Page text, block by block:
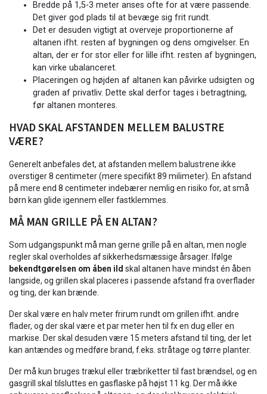
Bredde på 1,5-3 meter anses ofte for at være passende.
Det giver god plads til at bevæge sig frit rundt.
Det er desuden vigtigt at overveje proportionerne af
altanen ifht. resten af bygningen og dens omgivelser. En
altan, der er for stor eller for lille ifht. resten af bygningen,
kan virke ubalanceret.
Placeringen og højden af altanen kan påvirke udsigten og
graden af privatliv. Dette skal derfor tages i betragtning,
før altanen monteres.
HVAD SKAL AFSTANDEN MELLEM BALUSTRE
VÆRE?
Generelt anbefales det, at afstanden mellem balustrene ikke
overstiger 8 centimeter (mere specifikt 89 milimeter). En afstand
på mere end 8 centimeter indebærer nemlig en risiko for, at små
børn kan glide igennem eller fastklemmes.
MÅ MAN GRILLE PÅ EN ALTAN?
Som udgangspunkt må man gerne grille på en altan, men nogle
regler skal overholdes af sikkerhedsmæssige årsager. Ifølge
bekendtgørelsen om åben ild skal altanen have mindst én åben
langside, og grillen skal placeres i passende afstand fra overflader
og ting, der kan brænde.
Der skal være en halv meter frirum rundt om grillen ifht. andre
flader, og der skal være et par meter hen til fx en dug eller en
markise. Der skal desuden være 15 meters afstand til ting, der let
kan antændes og medføre brand, f.eks. stråtage og tørre planter.
Der må kun bruges trækul eller træbriketter til fast brændsel, og en
gasgrill skal tilsluttes en gasflaske på højst 11 kg. Der må ikke